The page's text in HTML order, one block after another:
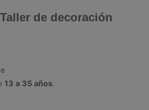
de decoración
13 a 35 años.